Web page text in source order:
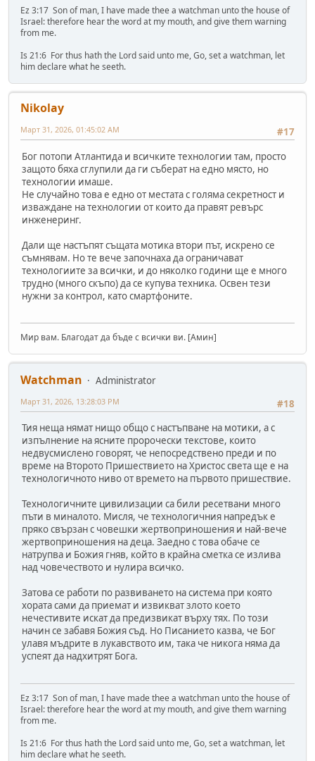
Ez 3:17 Son of man, I have made thee a watchman unto the house of
Israel: therefore hear the word at my mouth, and give them warning
from me.
Is 21:6 For thus hath the Lord said unto me, Go, set a watchman, let
him declare what he seeth.
Nikolay
#17
Март 31, 2026, 01:45:02 AM
Бог потопи Атлантида и всичките технологии там, просто
защото бяха сглупили да ги съберат на едно място, но
технологии имаше.
Не случайно това е едно от местата с голяма секретност и
изваждане на технологии от които да правят ревърс
инженеринг.
Дали ще настъпят същата мотика втори път, искрено се
съмнявам. Но те вече започнаха да ограничават
технологиите за всички, и до няколко години ще е много
трудно (много скъпо) да се купува техника. Освен тези
нужни за контрол, като смартфоните.
Мир вам. Благодат да бъде с всички ви. [Амин]
Watchman
Administrator
#18
Март 31, 2026, 13:28:03 PM
Тия неща нямат нищо общо с настъпване на мотики, а с
изпълнение на ясните пророчески текстове, които
недвусмислено говорят, че непосредствено преди и по
време на Второто Пришествието на Христос света ще е на
технологичното ниво от времето на първото пришествие.
Технологичните цивилизации са били ресетвани много
пъти в миналото. Мисля, че технологичния напредък е
пряко свързан с човешки жертвоприношения и най-вече
жертвоприношения на деца. Заедно с това обаче се
натрупва и Божия гняв, който в крайна сметка се излива
над човечеството и нулира всичко.
Затова се работи по развиването на система при която
хората сами да приемат и извикват злото което
нечестивите искат да предизвикат върху тях. По този
начин се забавя Божия съд. Но Писанието казва, че Бог
улавя мъдрите в лукавството им, така че никога няма да
успеят да надхитрят Бога.
Ez 3:17 Son of man, I have made thee a watchman unto the house of
Israel: therefore hear the word at my mouth, and give them warning
from me.
Is 21:6 For thus hath the Lord said unto me, Go, set a watchman, let
him declare what he seeth.